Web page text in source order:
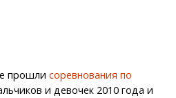
прошлисоревнования по
и девочек 2010 года и